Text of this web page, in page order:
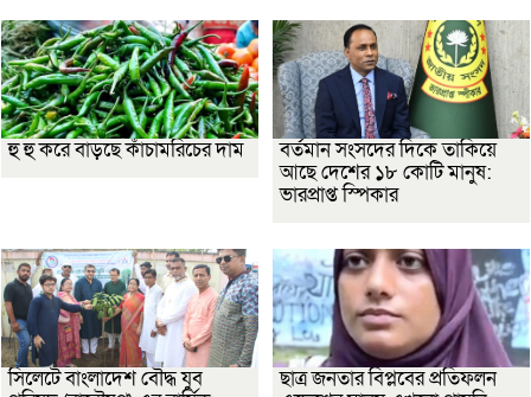
হু হু করে বাড়ছে কাঁচামরিচের দাম
বর্তমান সংসদের দিকে তাকিয়ে
আছে দেশের ১৮ কোটি মানুষ:
ভারপ্রাপ্ত স্পিকার
সিলেটে বাংলাদেশ বৌদ্ধ যুব
ছাত্র জনতার বিপ্লবের প্রতিফলন